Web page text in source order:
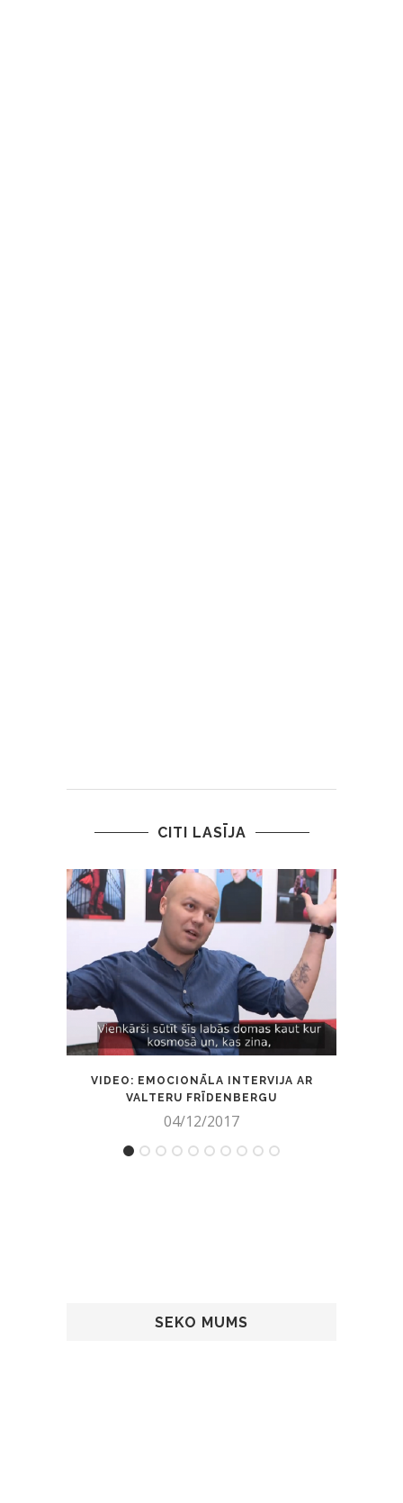
CITI LASĪJA
VIDEO: EMOCIONĀLA INTERVIJA AR
VALTERU FRĪDENBERGU
04/12/2017
SEKO MUMS